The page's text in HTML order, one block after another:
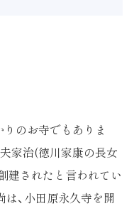
のお寺でもありま
家治(徳川家康の長女
建されたと言われてい
、小田原永久寺を開